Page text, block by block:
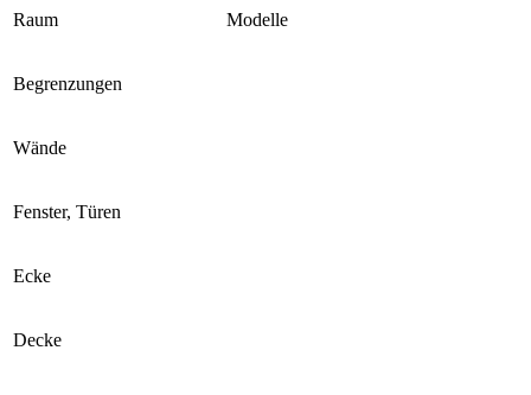
Raum Modelle
Begrenzungen
Wände
Fenster, Türen
Ecke
Decke